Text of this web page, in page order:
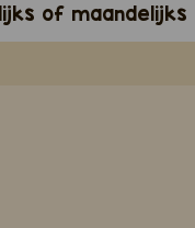
of maandelijks